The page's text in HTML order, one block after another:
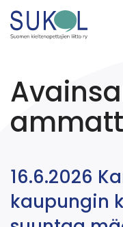
16.6.2026
kaupungin